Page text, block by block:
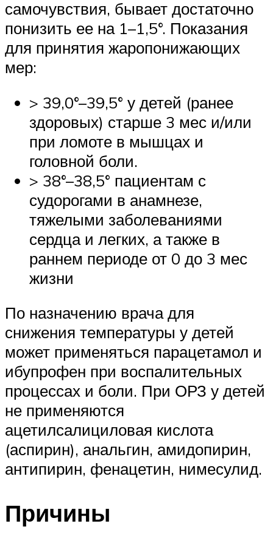
самочувствия, бывает достаточно
понизить ее на 1–1,5°. Показания
для принятия жаропонижающих
мер:
> 39,0°–39,5° у детей (ранее
здоровых) старше 3 мес и/или
при ломоте в мышцах и
головной боли.
> 38°–38,5° пациентам с
судорогами в анамнезе,
тяжелыми заболеваниями
сердца и легких, а также в
раннем периоде от 0 до 3 мес
жизни
По назначению врача для
снижения температуры у детей
может применяться парацетамол и
ибупрофен при воспалительных
процессах и боли. При ОРЗ у детей
не применяются
ацетилсалициловая кислота
(аспирин), анальгин, амидопирин,
антипирин, фенацетин, нимесулид.
Причины